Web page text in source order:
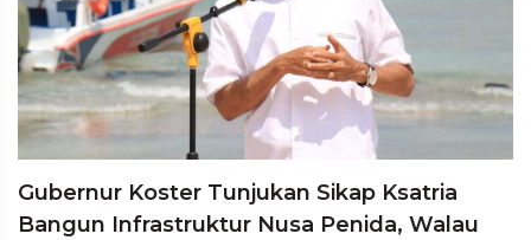
Gubernur Koster Tunjukan Sikap Ksatria
Bangun Infrastruktur Nusa Penida, Walau